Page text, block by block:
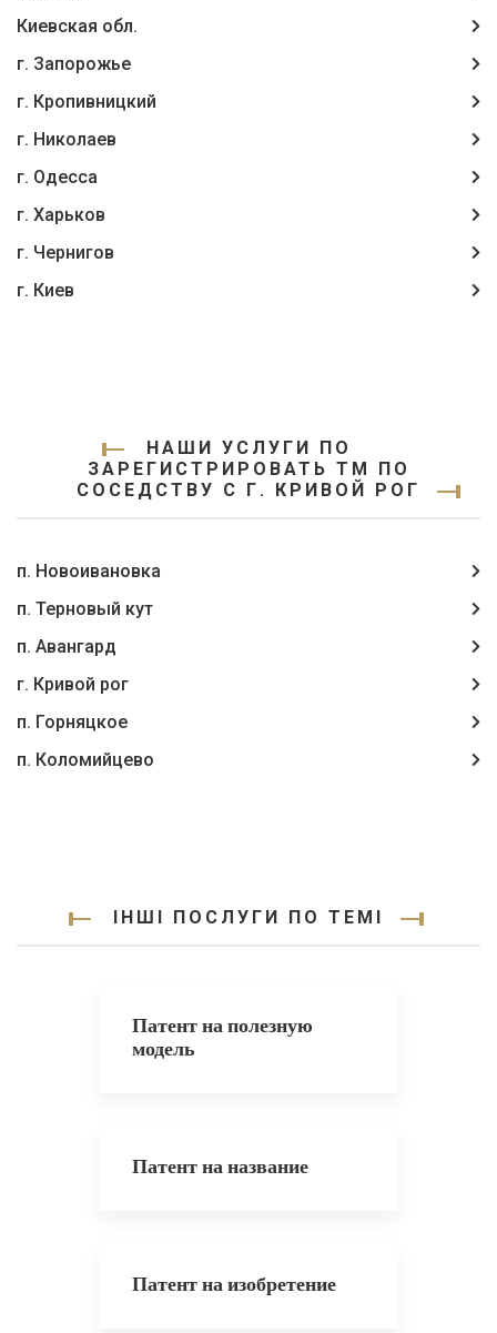
Киевская обл.
г. Запорожье
г. Кропивницкий
г. Николаев
г. Одесса
г. Харьков
г. Чернигов
г. Киев
НАШИ УСЛУГИ ПО
ЗАРЕГИСТРИРОВАТЬ ТМ ПО
СОСЕДСТВУ С Г. КРИВОЙ РОГ
п. Новоивановка
п. Терновый кут
п. Авангард
г. Кривой рог
п. Горняцкое
п. Коломийцево
ІНШІ ПОСЛУГИ ПО ТЕМІ
Патент на полезную
модель
Патент на название
Патент на изобретение